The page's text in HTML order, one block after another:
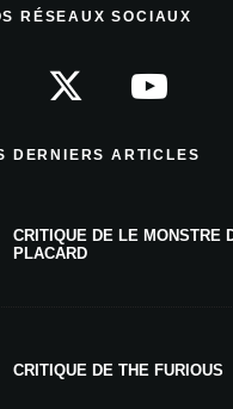
RÉSEAUX SOCIAUX
DERNIERS ARTICLES
CRITIQUE DE LE MONSTRE
PLACARD
CRITIQUE DE THE FURIOUS